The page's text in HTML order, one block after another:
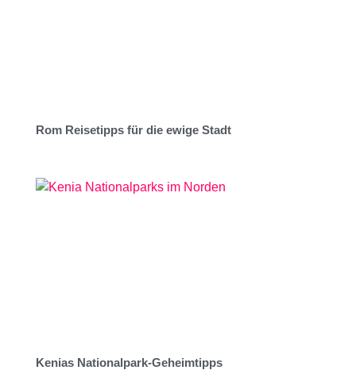
Rom Reisetipps für die ewige Stadt
Kenias Nationalpark-Geheimtipps